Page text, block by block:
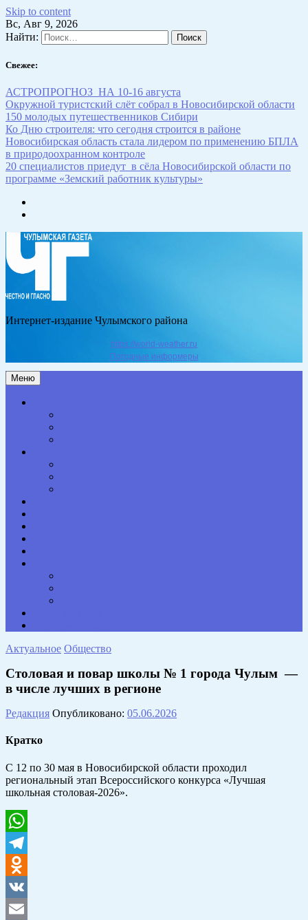
Skip to content
Вс, Авг 9, 2026
Найти:
Свежее:
АСТРОПРОГНОЗ НА 10-16 августа
Окружной туристский слёт собрал в Новосибирской области
150 молодых путешественников Сибири
Ко Дню строителя: что сегодня строится в районе
Новосибирская область стала лидером по применению БПЛА
в природоохранном контроле
20 специалистов приедут в сёла Новосибирской области по
программе «Земский работник культуры»
Интернет-издание Чулымского района
https://world-weather.ru
Погодные информеры
Меню
Актуальное Общество
Столовая и повар школы № 1 города Чулым —
в числе лучших в регионе
Редакция Опубликовано: 05.06.2026
Кратко
С 12 по 30 мая в Новосибирской области проходил
региональный этап Всероссийского конкурса «Лучшая
школьная столовая-2026».
WhatsApp
Telegram
Odnoklassniki
VK